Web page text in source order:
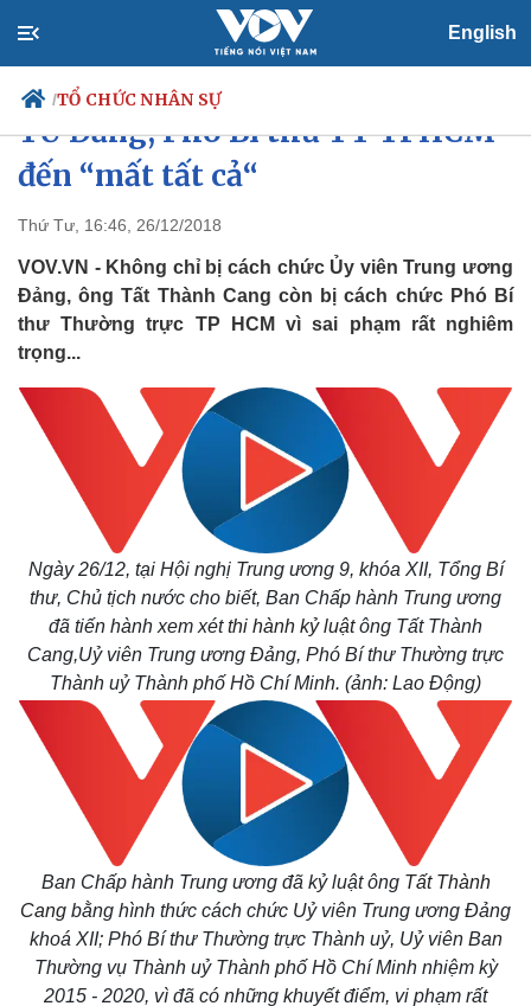
English
/TỔ CHỨC NHÂN SỰ
Chính trị
Tổ chức nhân sự
Quốc hội
Nhận diện sự thật
Tin 24h
Dự báo thời tiết
Giáo dục
Dấu ấn VOV
Ông Tất Thành Cang:Từ Ủy viên
TƯ Đảng, Phó Bí thư TT TPHCM
đến “mất tất cả“
Thứ Tư, 16:46, 26/12/2018
VOV.VN - Không chỉ bị cách chức Ủy viên Trung ương
Đảng, ông Tất Thành Cang còn bị cách chức Phó Bí
thư Thường trực TP HCM vì sai phạm rất nghiêm
trọng...
Ngày 26/12, tại Hội nghị Trung ương 9, khóa XII, Tổng Bí
thư, Chủ tịch nước cho biết, Ban Chấp hành Trung ương
đã tiến hành xem xétthi hành kỷ luậtông Tất Thành
Cang,Uỷ viên Trung ương Đảng, Phó Bí thư Thường trực
Thành uỷ Thành phố Hồ Chí Minh. (ảnh: Lao Động)
Ban Chấp hành Trung ương đã kỷ luật ông Tất Thành
Cang bằng hình thức cách chức Uỷ viên Trung ương Đảng
khoá XII; Phó Bí thư Thường trực Thành uỷ, Uỷ viên Ban
Thường vụ Thành uỷ Thành phố Hồ Chí Minh nhiệm kỳ
2015 - 2020, vì đã có những khuyết điểm, vi phạm rất